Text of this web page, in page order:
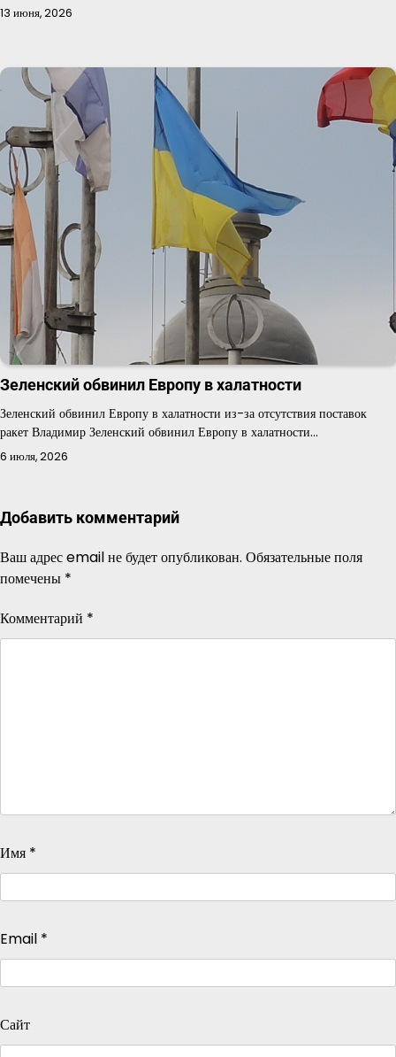
13 июня, 2026
Зеленский обвинил Европу в халатности
Зеленский обвинил Европу в халатности из-за отсутствия поставок
ракет Владимир Зеленский обвинил Европу в халатности…
6 июля, 2026
Добавить комментарий
Ваш адрес email не будет опубликован. Обязательные поля
помечены *
Комментарий *
Имя *
Email *
Сайт